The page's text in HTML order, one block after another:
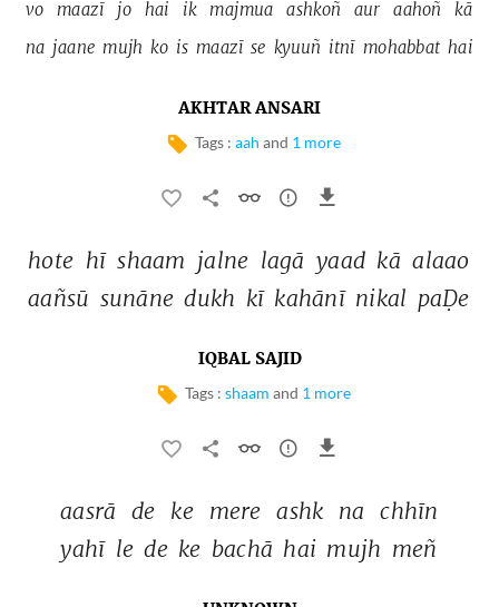
vo maazī jo hai ik majmua ashkoñ aur aahoñ
kā
na jaane mujh ko is maazī se kyuuñ itnī mohabbat hai
AKHTAR ANSARI
Tags : aah and 1 more
hote hī shaam jalne lagā yaad kā alaao
aañsū sunāne dukh kī kahānī nikal paḌe
IQBAL SAJID
Tags : shaam and 1 more
aasrā de ke mere ashk na
chhīn
yahī le de ke bachā hai mujh meñ